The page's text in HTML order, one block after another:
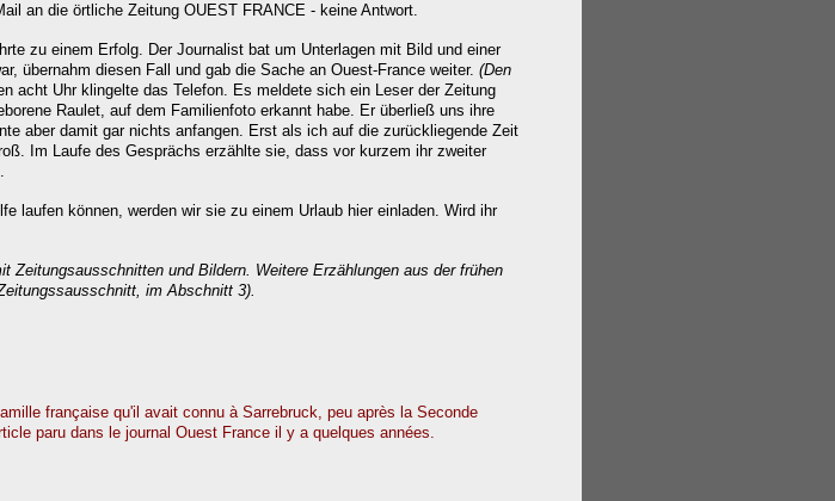
an die örtliche Zeitung OUEST FRANCE - keine Antwort.
zu einem Erfolg. Der Journalist bat um Unterlagen mit Bild und einer
übernahm diesen Fall und gab die Sache an Ouest-France weiter. (Den
acht Uhr klingelte das Telefon. Es meldete sich ein Leser der Zeitung
Raulet, auf dem Familienfoto erkannt habe. Er überließ uns ihre
aber damit gar nichts anfangen. Erst als ich auf die zurückliegende Zeit
Im Laufe des Gesprächs erzählte sie, dass vor kurzem ihr zweiter
laufen können, werden wir sie zu einem Urlaub hier einladen. Wird ihr
und Bildern. Weitere Erzählungen aus der frühen
im Abschnitt 3).
française qu'il avait connu à Sarrebruck, peu après la Seconde
paru dans le journal Ouest France il y a quelques années.